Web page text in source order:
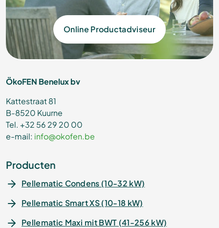
Online Productadviseur
ÖkoFEN Benelux bv
Kattestraat 81
B-8520 Kuurne
Tel. +32 56 29 20 00
e-mail: info@okofen.be
Producten
Pellematic Condens (10-32 kW)
Pellematic Smart XS (10-18 kW)
Pellematic Maxi mit BWT (41-256 kW)